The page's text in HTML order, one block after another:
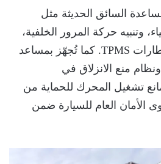
السائق الحديثة مثل
وتنبيه حركة المرور الخلفية،
ونظام مراقبة ضغط الإطارات TPMS. كما تُجهّز بمساعد
صعود المرتفعات HAC ونظام منع الانزلاق في
تشغيل المحرك للحماية من
الأمان العام للسيارة ضمن